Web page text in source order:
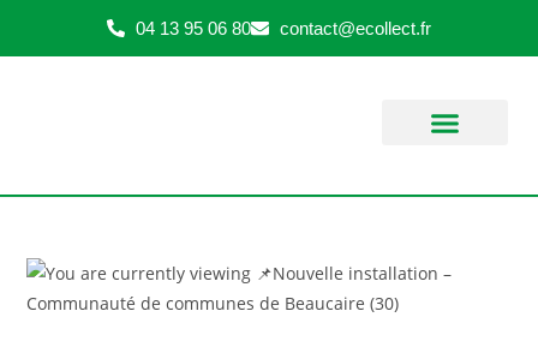
04 13 95 06 80 contact@ecollect.fr